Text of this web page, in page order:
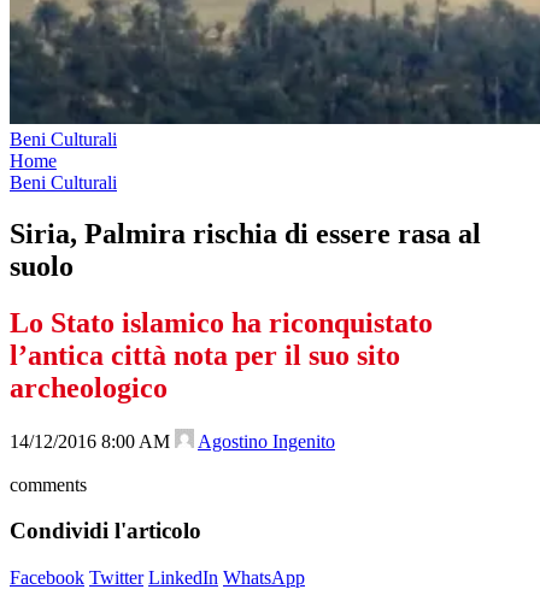
Beni Culturali
Home
Beni Culturali
Siria, Palmira rischia di essere rasa al
suolo
Lo Stato islamico ha riconquistato
l’antica città nota per il suo sito
archeologico
14/12/2016 8:00 AM Agostino Ingenito
comments
Condividi l'articolo
Facebook Twitter LinkedIn WhatsApp